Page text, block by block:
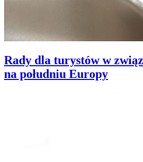
Rady dla turystów w
na południu Europy